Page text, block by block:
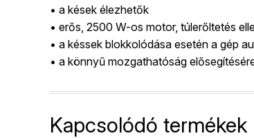
• a kések élezhetők
• erős, 2500 W-os motor, túlerőltetés
• a késsek blokkolódása esetén a gép
• a könnyű mozgathatóság
Kapcsolódó termékek